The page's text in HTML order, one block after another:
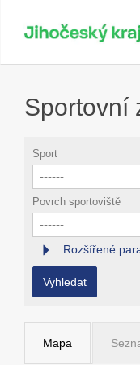
Sportovní
Sport
------
Povrch sportoviště
------
Rozšířené
Vyhledat
Mapa